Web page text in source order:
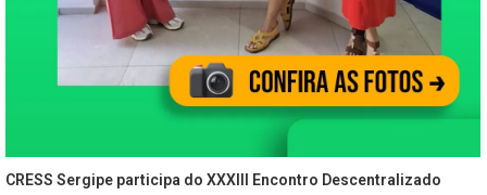
CRESS Sergipe participa do XXXIII Encontro Descentralizado